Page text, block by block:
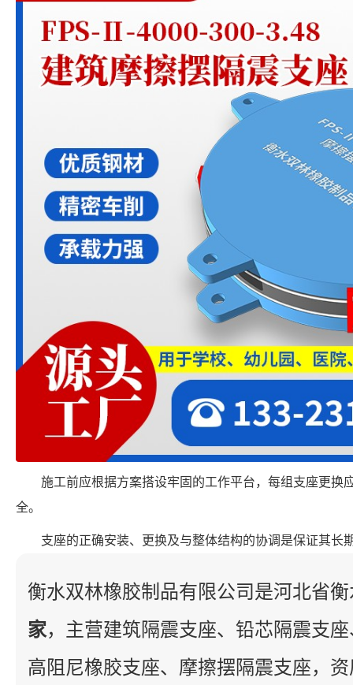
施工前应根据方案搭设牢固的工作平台，每组支座更换
全。
支座的正确安装、更换及与整体结构的协调是保证其长
衡水双林橡胶制品有限公司是河北省
家，主营建筑隔震支座、铅芯隔震支
高阻尼橡胶支座、摩擦摆隔震支座，